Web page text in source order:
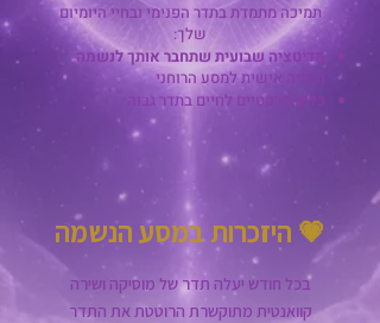
תמיכה מתמדת בתדר הפנימי ובחיי היומיום
שלך:
מדיטציה שבועית שתחבר אותך לנשמה
הנחיה אישית למסע הרוחני
כלים פרקטיים לחיים בתדר גבוה
💗 היזכרות במסע הנשמה
בכל חודש יעלה תדר של מוסיקה ושירה
קוואנטית מתוקשרת הרוטטת את התדר